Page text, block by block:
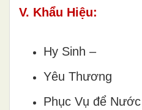
V. Khẩu Hiệu:
Hy Sinh –
Yêu Thương
Phục Vụ để